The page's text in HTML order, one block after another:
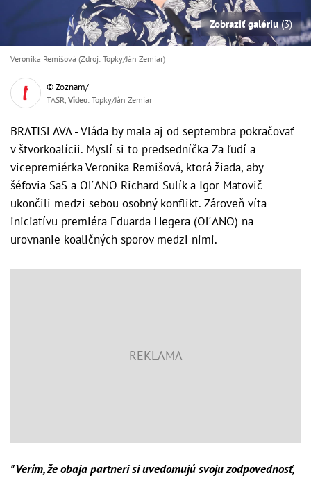
Zobraziť galériu(3)
Veronika Remišová (Zdroj: Topky/Ján Zemiar)
© Zoznam/
TASR, Video: Topky/Ján Zemiar
BRATISLAVA - Vláda by mala aj od septembra pokračovať
v štvorkoalícii. Myslí si to predsedníčka Za ľudí a
vicepremiérka Veronika Remišová, ktorá žiada, aby
šéfovia SaS a OĽANO Richard Sulík a Igor Matovič
ukončili medzi sebou osobný konflikt. Zároveň víta
iniciatívu premiéra Eduarda Hegera (OĽANO) na
urovnanie koaličných sporov medzi nimi.
"Verím, že obaja partneri si uvedomujú svoju zodpovednosť,